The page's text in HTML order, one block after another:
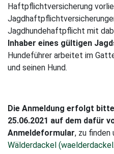
Haftpflichtversicherung
Jagdhundehaftpflicht mit
Inhaber eines gültigen
Hundeführer arbeitet im
und seinen Hund.
Die Anmeldung erfolgt
25.06.2021 auf dem dafür
Anmeldeformular, zu finden
Wälderdackel